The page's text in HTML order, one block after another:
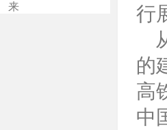
来
行
的
高
中